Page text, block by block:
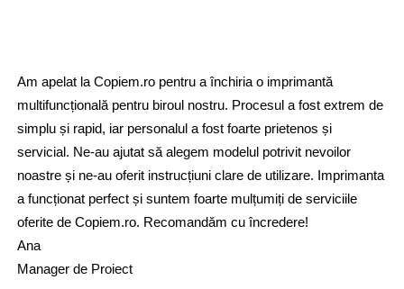
Am apelat la Copiem.ro pentru a închiria o imprimantă
multifuncțională pentru biroul nostru. Procesul a fost extrem de
simplu și rapid, iar personalul a fost foarte prietenos și
servicial. Ne-au ajutat să alegem modelul potrivit nevoilor
noastre și ne-au oferit instrucțiuni clare de utilizare. Imprimanta
a funcționat perfect și suntem foarte mulțumiți de serviciile
oferite de Copiem.ro. Recomandăm cu încredere!
Ana
Manager de Proiect